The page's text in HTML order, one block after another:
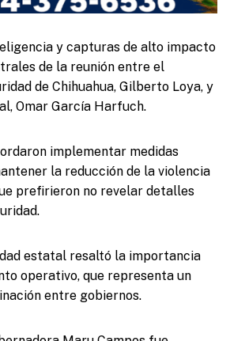
y capturas de alto impacto
de la reunión entre el
de Chihuahua, Gilberto Loya, y
Omar García Harfuch.
implementar medidas
la reducción de la violencia
prefirieron no revelar detalles
estatal resaltó la importancia
operativo, que representa un
entre gobiernos.